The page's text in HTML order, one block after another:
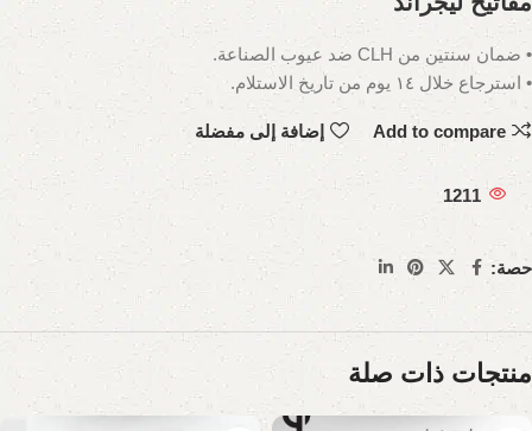
• ضمان سنتين من CLH ضد عيوب الصناعة.
• استرجاع خلال ١٤ يوم من تاريخ الاستلام.
Add to compare إضافة إلى مفضلة
1211
حصة:
منتجات ذات صلة